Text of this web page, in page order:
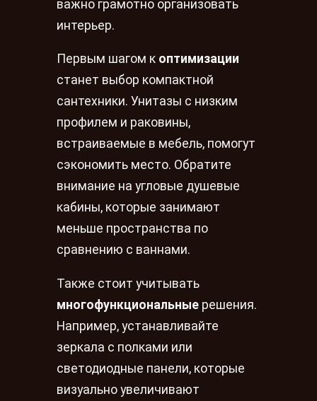
важно грамотно организовать
интерьер.
Первым шагом к оптимизации
станет выбор компактной
сантехники. Унитазы с низким
профилем и раковины,
встраиваемые в мебель, помогут
сэкономить место. Обратите
внимание на угловые душевые
кабины, которые занимают
меньше пространства по
сравнению с ваннами.
Также стоит учитывать
многофункциональные решения.
Например, устанавливайте
зеркала с полками или
светодиодные панели, которые
визуально увеличивают